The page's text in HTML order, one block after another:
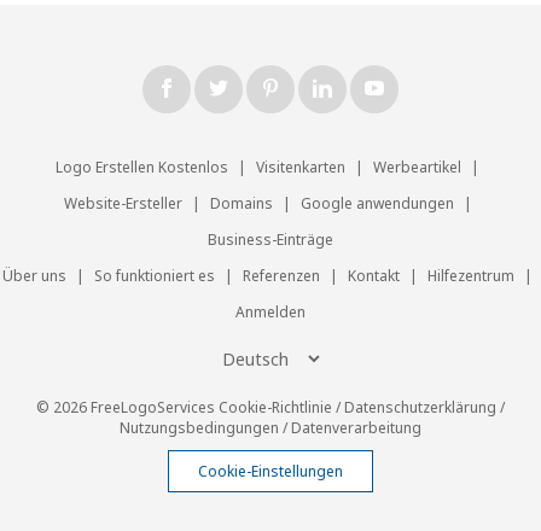
Logo Erstellen Kostenlos | Visitenkarten | Werbeartikel
|
Website-Ersteller
| Domains | Google anwendungen
|
Business-Einträge
Über uns
| So funktioniert es | Referenzen | Kontakt | Hilfezentrum
|
Anmelden
© 2026 FreeLogoServices Cookie-Richtlinie /Datenschutzerklärung /
Nutzungsbedingungen /Datenverarbeitung
Cookie-Einstellungen